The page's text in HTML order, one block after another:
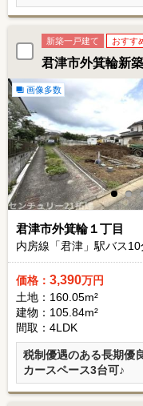
新築一戸建て おすす
君津市外箕輪新
画像多数
君津市外箕輪１丁目
内房線「君津」駅バス10
価格： 3,390万円
土地：160.05m²
建物：105.84m²
間取：4LDK
税制優遇のある長期優
カースペース3台可♪